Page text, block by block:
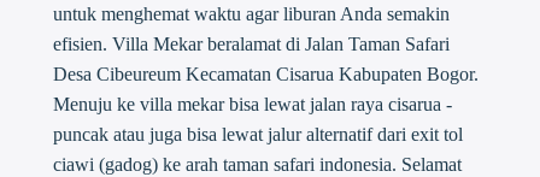
untuk menghemat waktu agar liburan Anda semakin
efisien. Villa Mekar beralamat di Jalan Taman Safari
Desa Cibeureum Kecamatan Cisarua Kabupaten Bogor.
Menuju ke villa mekar bisa lewat jalan raya cisarua -
puncak atau juga bisa lewat jalur alternatif dari exit tol
ciawi (gadog) ke arah taman safari indonesia. Selamat